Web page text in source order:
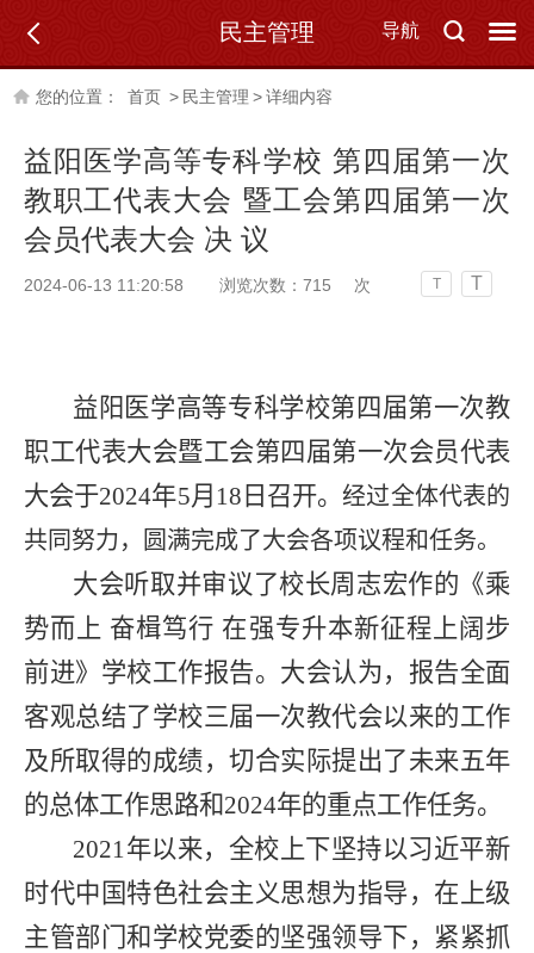
导航
民主管理
您的位置： 首页 > 民主管理 >详细内容
益阳医学高等专科学校 第四届第一次
教职工代表大会 暨工会第四届第一次
会员代表大会 决 议
2024-06-13 11:20:58 浏览次数： 715 次 T T
益阳医学高等专科学校第四届第一次教
职工代表大会暨工会第四届第一次会员代表
大会于2024年5月18日召开。经过全体代表的
共同努力，
圆满完成了大会各项议程和任务。
大会听取并审议了校长周志宏作的《乘
势而上 奋楫笃行 在强专升本新征程上阔步
前进》学校工作报告。 大会认为，报告全面
客观总结了学校三届一次教代会以来的工作
及所取得的成绩， 切合实际提出了未来五年
的总体工作思路和2024年的重点工作任务。
2021年以来，全校上下坚持以习近平新
时代中国特色社会主义思想为指导，在上级
主管部门和学校党委的坚强领导下， 紧紧抓